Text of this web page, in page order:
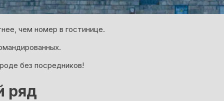
чем номер в гостинице.
без посредников!
ряд